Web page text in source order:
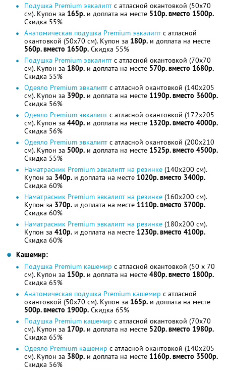
Подушка Premium эвкалипт с атласной окантовкой (50x70
см). Купон за 165р. и доплата на месте 510р. вместо 1500р.
Скидка 55%
Анатомическая подушка Premium эвкалипт с атласной
окантовкой (50x70 см). Купон за 180р. и доплата на месте
560р. вместо 1650р. Скидка 55%
Подушка Premium эвкалипт с атласной окантовкой (70x70
см). Купон за 180р. и доплата на месте 570р. вместо 1680р.
Скидка 55%
Одеяло Premium эвкалипт с атласной окантовкой (140x205
см). Купон за 390р. и доплата на месте 1190р. вместо 3600р.
Скидка 56%
Одеяло Premium эвкалипт с атласной окантовкой (172x205
см). Купон за 440р. и доплата на месте 1320р. вместо 4000р.
Скидка 56%
Одеяло Premium эвкалипт с атласной окантовкой (200x210
см). Купон за 500р. и доплата на месте 1525р. вместо 4500р.
Скидка 55%
Наматрасник Premium эвкалипт на резинке (140x200 см).
Купон за 340р. и доплата на месте 1020р. вместо 3400р.
Скидка 60%
Наматрасник Premium эвкалипт на резинке (160x200 см).
Купон за 370р. и доплата на месте 1110р. вместо 3700р.
Скидка 60%
Наматрасник Premium эвкалипт на резинке (180x200 см).
Купон за 410р. и доплата на месте 1230р. вместо 4100р.
Скидка 60%
Кашемир:
Подушка Premium кашемир с атласной окантовкой (50 x 70
см). Купон за 150р. и доплата на месте 480р. вместо 1800р.
Скидка 65%
Анатомическая подушка Premium кашемир с атласной
окантовкой (50x70 см). Купон за 165р. и доплата на месте
500р. вместо 1900р. Скидка 65%
Подушка Premium кашемир с атласной окантовкой (70x70
см). Купон за 170р. и доплата на месте 520р. вместо 1980р.
Скидка 65%
Одеяло Premium кашемир с атласной окантовкой (140x205
см). Купон за 380р. и доплата на месте 1160р. вместо 3500р.
Скидка 56%